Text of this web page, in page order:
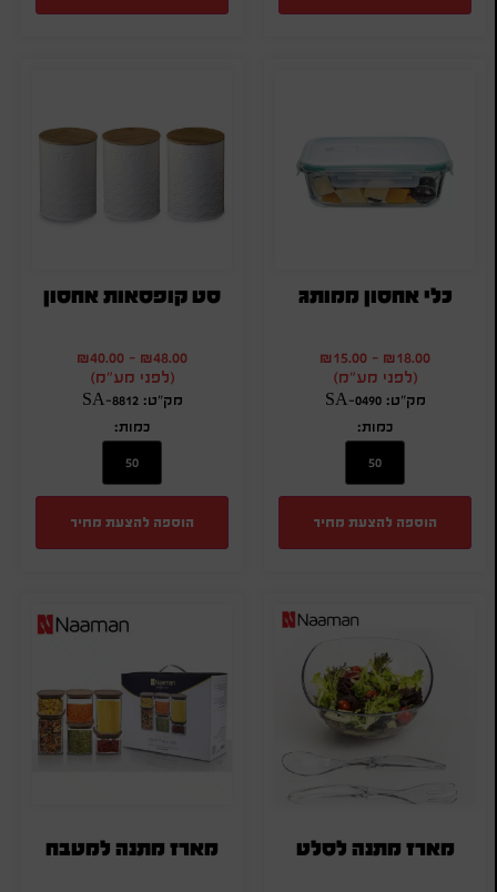
כלי אחסון ממותג
₪18.00
-
₪15.00
(לפני מע"מ)
מק"ט: SA-0490
כמות:
הוספה להצעת מחיר
סט קופסאות אחסון
₪48.00
-
₪40.00
(לפני מע"מ)
מק"ט: SA-8812
כמות:
הוספה להצעת מחיר
מארז מתנה לסלט מארז מתנה למטבח